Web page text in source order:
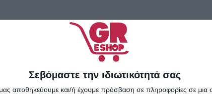
Σεβόμαστε την ιδιωτικότητά σας
μας αποθηκεύουμε και/ή έχουμε πρόσβαση σε πληροφορίες σε